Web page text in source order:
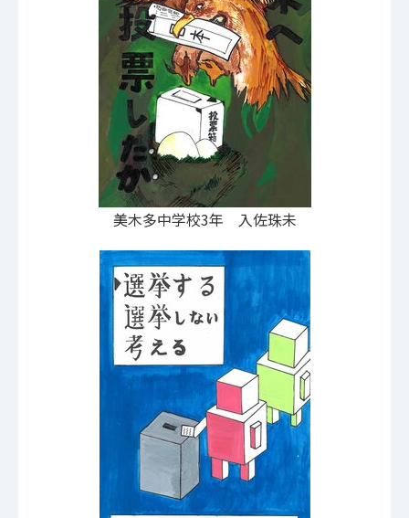
美木多中学校3年 入佐珠未